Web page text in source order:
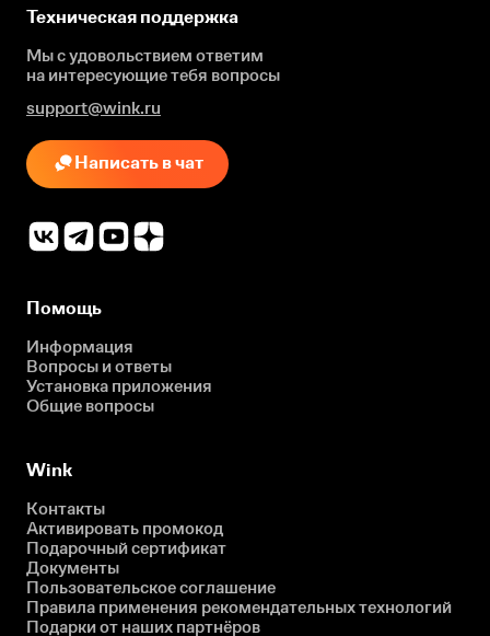
Техническая поддержка
Мы с удовольствием ответим
на интересующиетебя вопросы
support@wink.ru
Написать в чат
Помощь
Информация
Вопросы и ответы
Установка приложения
Общие вопросы
Wink
Контакты
Активировать промокод
Подарочный сертификат
Документы
Пользовательское соглашение
Правила применения рекомендательных технологий
Подарки от наших партнёров